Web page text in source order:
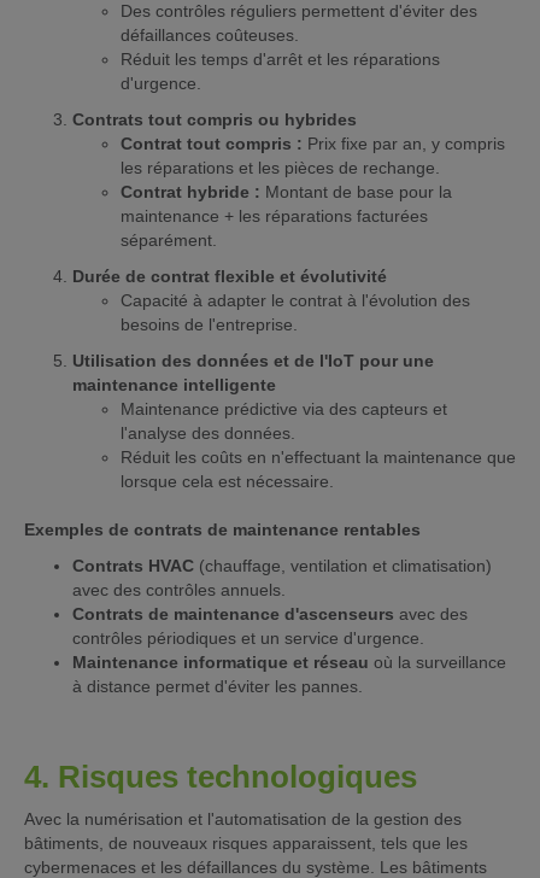
Des contrôles réguliers permettent d'éviter des
défaillances coûteuses.
Réduit les temps d'arrêt et les réparations
d'urgence.
Contrats tout compris ou hybrides
Contrat tout compris : Prix fixe par an, y compris
les réparations et les pièces de rechange.
Contrat hybride : Montant de base pour la
maintenance + les réparations facturées
séparément.
Durée de contrat flexible et évolutivité
Capacité à adapter le contrat à l'évolution des
besoins de l'entreprise.
Utilisation des données et de l'IoT pour une
maintenance intelligente
Maintenance prédictive via des capteurs et
l'analyse des données.
Réduit les coûts en n'effectuant la maintenance que
lorsque cela est nécessaire.
Exemples de contrats de maintenance rentables
Contrats HVAC (chauffage, ventilation et climatisation)
avec des contrôles annuels.
Contrats de maintenance d'ascenseurs avec des
contrôles périodiques et un service d'urgence.
Maintenance informatique et réseau où la surveillance
à distance permet d'éviter les pannes.
4. Risques technologiques
Avec la numérisation et l'automatisation de la gestion des
bâtiments, de nouveaux risques apparaissent, tels que les
cybermenaces et les défaillances du système. Les bâtiments